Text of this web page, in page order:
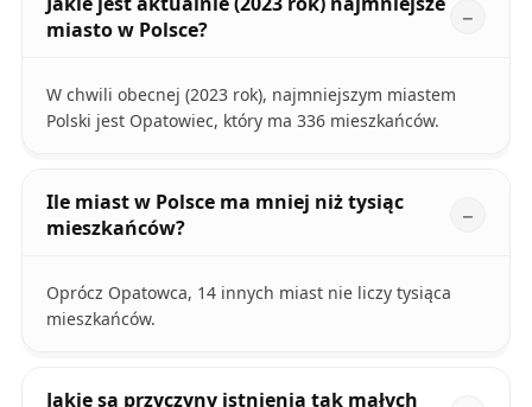
miasto w Polsce?
W chwili obecnej (2023 rok), najmniejszym miastem
Polski jest Opatowiec, który ma 336 mieszkańców.
Ile miast w Polsce ma mniej niż tysiąc
mieszkańców?
Oprócz Opatowca, 14 innych miast nie liczy tysiąca
mieszkańców.
Jakie są przyczyny istnienia tak małych